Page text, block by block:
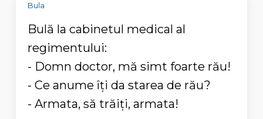
Bula
Bulă la cabinetul medical al
regimentului:
- Domn doctor, mă simt foarte rău!
- Ce anume îți da starea de rău?
- Armata, să trăiți, armata!